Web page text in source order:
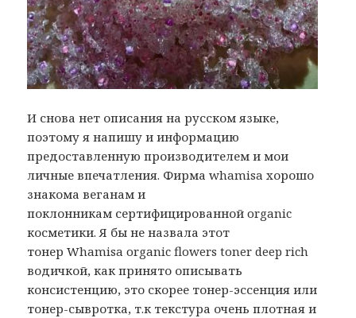
И снова нет описания на русском языке,
поэтому я напишу и информацию
предоставленную производителем и мои
личные впечатления. Фирма whamisa хорошо
знакома веганам и
поклонникам сертифицированной organic
косметики. Я бы не назвала этот
тонер Whamisa organic flowers toner deep rich
водичкой, как принято описывать
консистенцию, это скорее тонер-эссенция или
тонер-сывротка, т.к текстура очень плотная и